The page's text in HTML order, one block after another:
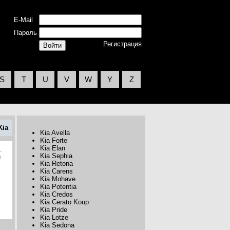
E-Mail
Пароль
Регистрация
S T U V W Y Z
Kia Avella
Kia Forte
Kia Elan
Kia Sephia
Kia Retona
Kia Carens
Kia Mohave
Kia Potentia
Kia Credos
Kia Cerato Koup
Kia Pride
Kia Lotze
Kia Sedona